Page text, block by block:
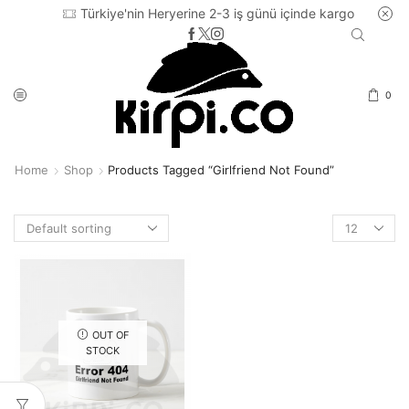
Türkiye'nin Heryerine 2-3 iş günü içinde kargo
0
Home Shop Products Tagged “girlfriend Not Found”
Products
per
OUT OF
STOCK